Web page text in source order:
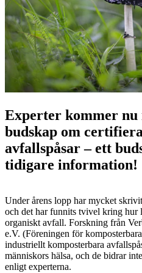
Experter kommer nu
budskap om
avfallspåsar – ett
tidigare information!
Under årens lopp har mycket
och det har funnits tvivel kring hur
organiskt avfall. Forskning från
e.V. (Föreningen för
industriellt komposterbara
människors hälsa, och de bidrar
enligt experterna.